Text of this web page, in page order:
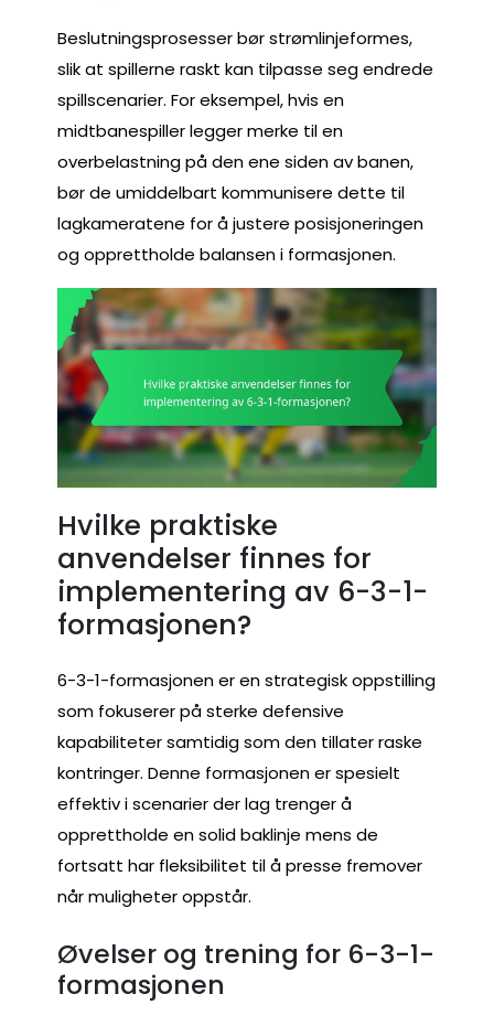
Beslutningsprosesser bør strømlinjeformes,
slik at spillerne raskt kan tilpasse seg endrede
spillscenarier. For eksempel, hvis en
midtbanespiller legger merke til en
overbelastning på den ene siden av banen,
bør de umiddelbart kommunisere dette til
lagkameratene for å justere posisjoneringen
og opprettholde balansen i formasjonen.
Hvilke praktiske
anvendelser finnes for
implementering av 6-3-1-
formasjonen?
6-3-1-formasjonen er en strategisk oppstilling
som fokuserer på sterke defensive
kapabiliteter samtidig som den tillater raske
kontringer. Denne formasjonen er spesielt
effektiv i scenarier der lag trenger å
opprettholde en solid baklinje mens de
fortsatt har fleksibilitet til å presse fremover
når muligheter oppstår.
Øvelser og trening for 6-3-1-
formasjonen